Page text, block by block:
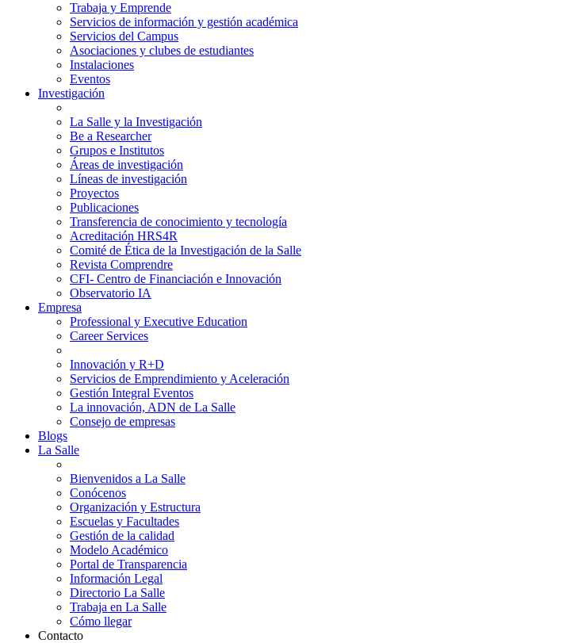
Trabaja y Emprende
Servicios de información y gestión académica
Servicios del Campus
Asociaciones y clubes de estudiantes
Instalaciones
Eventos
Investigación
La Salle y la Investigación
Be a Researcher
Grupos e Institutos
Áreas de investigación
Líneas de investigación
Proyectos
Publicaciones
Transferencia de conocimiento y tecnología
Acreditación HRS4R
Comité de Ética de la Investigación de la Salle
Revista Comprendre
CFI- Centro de Financiación e Innovación
Observatorio IA
Empresa
Professional y Executive Education
Career Services
Innovación y R+D
Servicios de Emprendimiento y Aceleración
Gestión Integral Eventos
La innovación, ADN de La Salle
Consejo de empresas
Blogs
La Salle
Bienvenidos a La Salle
Conócenos
Organización y Estructura
Escuelas y Facultades
Gestión de la calidad
Modelo Académico
Portal de Transparencia
Información Legal
Directorio La Salle
Trabaja en La Salle
Cómo llegar
Contacto